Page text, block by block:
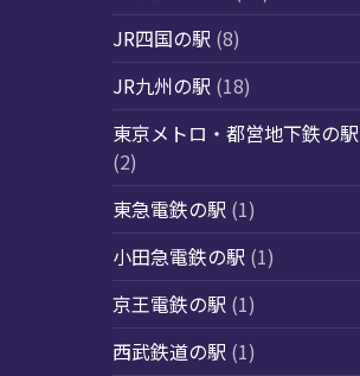
JR四国の駅 (8)
JR九州の駅 (18)
東京メトロ・都営地下鉄の駅
(2)
東急電鉄の駅 (1)
小田急電鉄の駅 (1)
京王電鉄の駅 (1)
西武鉄道の駅 (1)